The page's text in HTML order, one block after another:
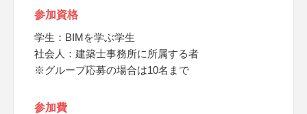
参加資格
学生：BIMを学ぶ学生
社会人：建築士事務所に所属する者
※グループ応募の場合は10名まで
参加費